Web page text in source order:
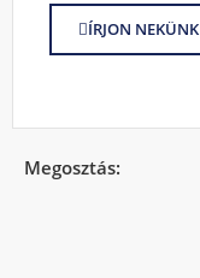
ÍRJON NEKÜNK
Megosztás: